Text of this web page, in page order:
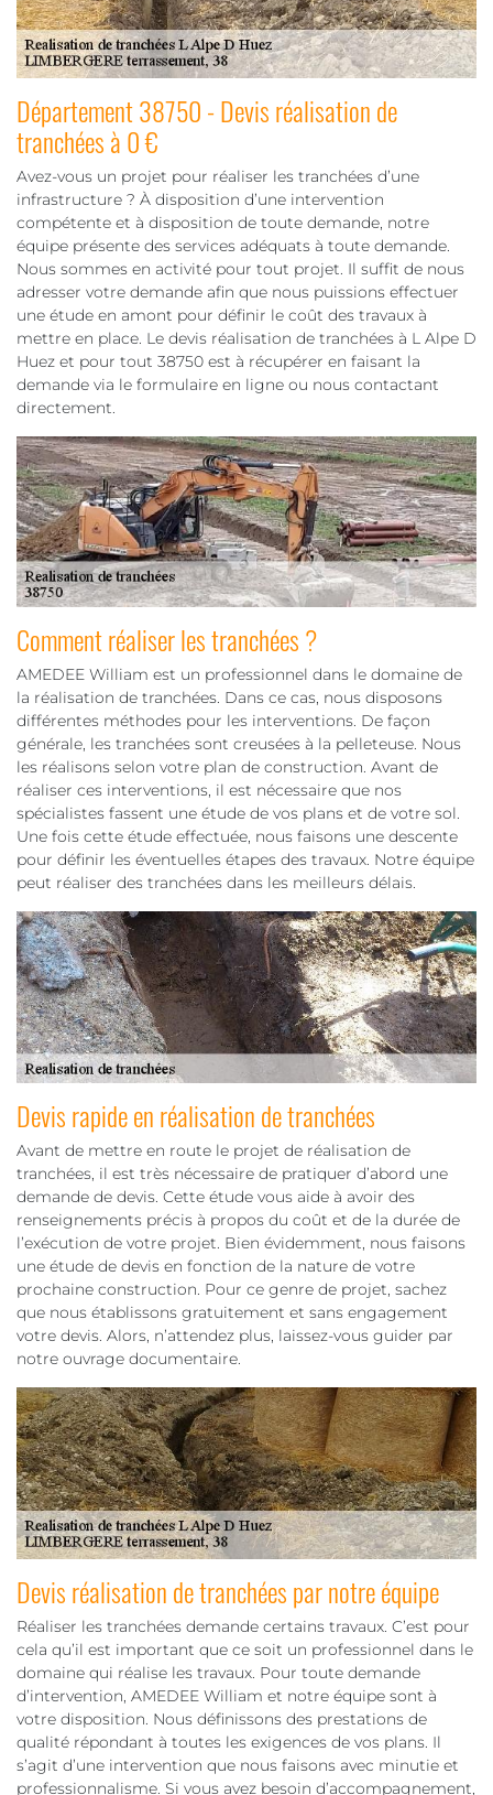
Département 38750 - Devis réalisation de
tranchées à 0 €
Avez-vous un projet pour réaliser les tranchées d’une
infrastructure ? À disposition d’une intervention
compétente et à disposition de toute demande, notre
équipe présente des services adéquats à toute demande.
Nous sommes en activité pour tout projet. Il suffit de nous
adresser votre demande afin que nous puissions effectuer
une étude en amont pour définir le coût des travaux à
mettre en place. Le devis réalisation de tranchées à L Alpe D
Huez et pour tout 38750 est à récupérer en faisant la
demande via le formulaire en ligne ou nous contactant
directement.
Comment réaliser les tranchées ?
AMEDEE William est un professionnel dans le domaine de
la réalisation de tranchées. Dans ce cas, nous disposons
différentes méthodes pour les interventions. De façon
générale, les tranchées sont creusées à la pelleteuse. Nous
les réalisons selon votre plan de construction. Avant de
réaliser ces interventions, il est nécessaire que nos
spécialistes fassent une étude de vos plans et de votre sol.
Une fois cette étude effectuée, nous faisons une descente
pour définir les éventuelles étapes des travaux. Notre équipe
peut réaliser des tranchées dans les meilleurs délais.
Devis rapide en réalisation de tranchées
Avant de mettre en route le projet de réalisation de
tranchées, il est très nécessaire de pratiquer d’abord une
demande de devis. Cette étude vous aide à avoir des
renseignements précis à propos du coût et de la durée de
l’exécution de votre projet. Bien évidemment, nous faisons
une étude de devis en fonction de la nature de votre
prochaine construction. Pour ce genre de projet, sachez
que nous établissons gratuitement et sans engagement
votre devis. Alors, n’attendez plus, laissez-vous guider par
notre ouvrage documentaire.
Devis réalisation de tranchées par notre équipe
Réaliser les tranchées demande certains travaux. C’est pour
cela qu’il est important que ce soit un professionnel dans le
domaine qui réalise les travaux. Pour toute demande
d’intervention, AMEDEE William et notre équipe sont à
votre disposition. Nous définissons des prestations de
qualité répondant à toutes les exigences de vos plans. Il
s’agit d’une intervention que nous faisons avec minutie et
professionnalisme. Si vous avez besoin d’accompagnement,